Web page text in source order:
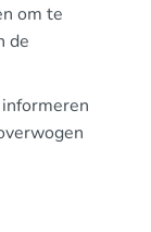
om te
de